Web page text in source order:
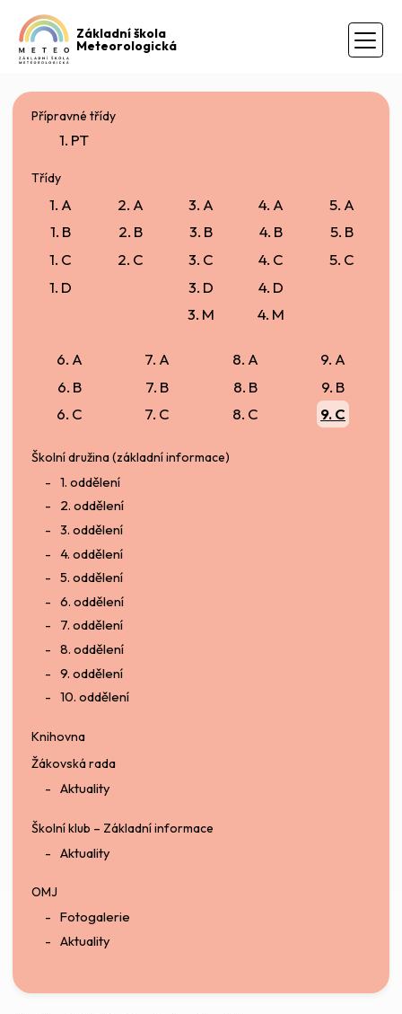
Základní škola
Meteorologická
Přípravné třídy
1. PT
Třídy
1. A
1. B
1. C
1. D
2. A
2. B
2. C
3. A
3. B
3. C
3. D
3. M
4. A
4. B
4. C
4. D
4. M
5. A
5. B
5. C
6. A
6. B
6. C
7. A
7. B
7. C
8. A
8. B
8. C
9. A
9. B
9. C
Školní družina (základní informace)
1. oddělení
2. oddělení
3. oddělení
4. oddělení
5. oddělení
6. oddělení
7. oddělení
8. oddělení
9. oddělení
10. oddělení
Knihovna
Žákovská rada
Aktuality
Školní klub – Základní informace
Aktuality
OMJ
Fotogalerie
Aktuality